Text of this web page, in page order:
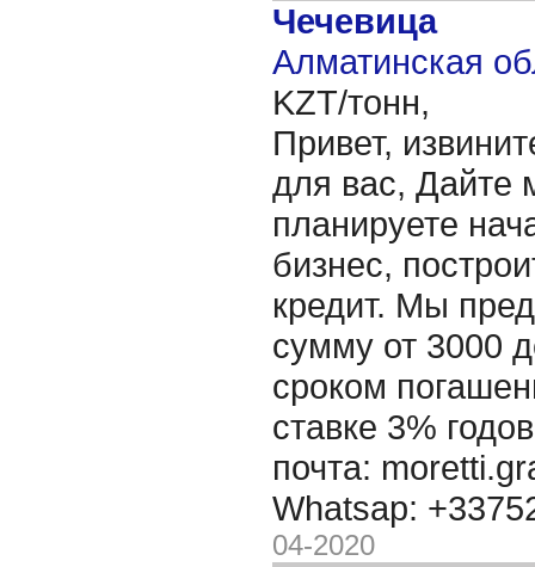
Чечевица
Алматинская
KZT/тонн,
Привет,
для вас, Дайте
планируете
бизнес,
кредит. Мы
сумму от 3000
сроком
ставке 3%
почта:
Whatsap:
04-2020